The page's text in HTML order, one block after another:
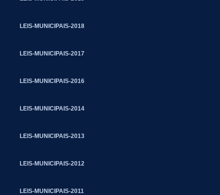
LEIS-MUNICIPAIS-2018
LEIS-MUNICIPAIS-2017
LEIS-MUNICIPAIS-2016
LEIS-MUNICIPAIS-2014
LEIS-MUNICIPAIS-2013
LEIS-MUNICIPAIS-2012
LEIS-MUNICIPAIS-2011